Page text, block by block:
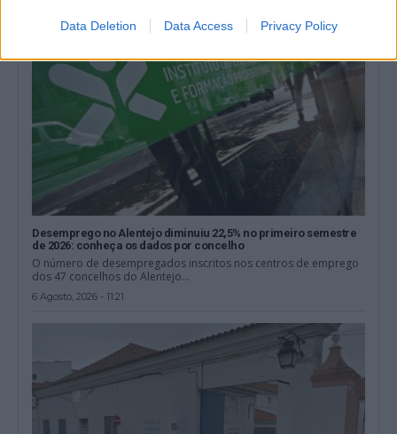
Data Deletion Data Access Privacy Policy
Desemprego no Alentejo diminuiu 22,5% no primeiro semestre
de 2026: conheça os dados por concelho
O número de desempregados inscritos nos centros de emprego
dos 47 concelhos do Alentejo...
6 Agosto, 2026 - 11:21